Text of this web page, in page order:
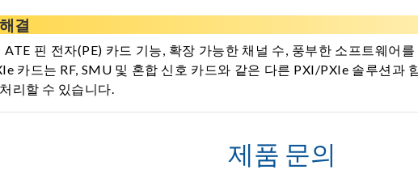
결
핀 전자(PE) 카드 기능, 확장 가능한 채널 수, 풍부한 소프트웨어
카드는 RF, SMU 및 혼합 신호 카드와 같은 다른 PXI/PXIe 솔루션과
리할 수 있습니다.
제품 문의